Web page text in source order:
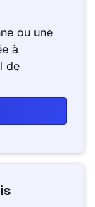
ou une
à
de